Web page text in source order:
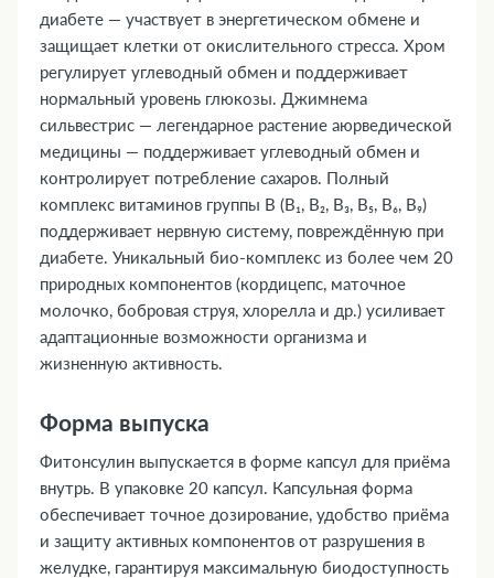
диабете — участвует в энергетическом обмене и
защищает клетки от окислительного стресса. Хром
регулирует углеводный обмен и поддерживает
нормальный уровень глюкозы. Джимнема
сильвестрис — легендарное растение аюрведической
медицины — поддерживает углеводный обмен и
контролирует потребление сахаров. Полный
комплекс витаминов группы В (В₁, В₂, В₃, В₅, В₆, В₉)
поддерживает нервную систему, повреждённую при
диабете. Уникальный био-комплекс из более чем 20
природных компонентов (кордицепс, маточное
молочко, бобровая струя, хлорелла и др.) усиливает
адаптационные возможности организма и
жизненную активность.
Форма выпуска
Фитонсулин выпускается в форме капсул для приёма
внутрь. В упаковке 20 капсул. Капсульная форма
обеспечивает точное дозирование, удобство приёма
и защиту активных компонентов от разрушения в
желудке, гарантируя максимальную биодоступность